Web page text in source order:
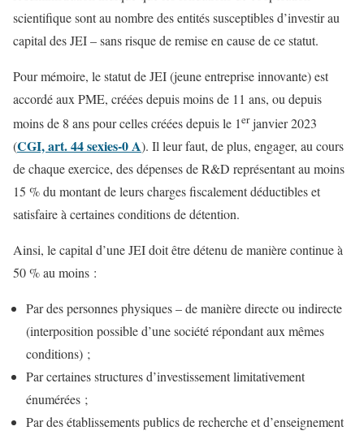
scientifique sont au nombre des entités susceptibles d’investir au
capital des JEI – sans risque de remise en cause de ce statut.
Pour mémoire, le statut de JEI (jeune entreprise innovante) est
accordé aux PME, créées depuis moins de 11 ans, ou depuis
moins de 8 ans pour celles créées depuis le 1erjanvier 2023
(CGI, art. 44 sexies-0 A). Il leur faut, de plus, engager, au cours
de chaque exercice, des dépenses de R&D représentant au moins
15 % du montant de leurs charges fiscalement déductibles et
satisfaire à certaines conditions de détention.
Ainsi, le capital d’une JEI doit être détenu de manière continue à
50 % au moins :
Par des personnes physiques – de manière directe ou indirecte
(interposition possible d’une société répondant aux mêmes
conditions) ;
Par certaines structures d’investissement limitativement
énumérées ;
Par des établissements publics de recherche et d’enseignement